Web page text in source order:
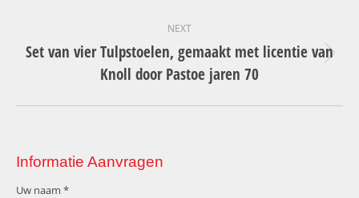
NEXT
Next
project:
Set van vier Tulpstoelen, gemaakt met licentie van
Knoll door Pastoe jaren 70
Informatie Aanvragen
Uw naam *